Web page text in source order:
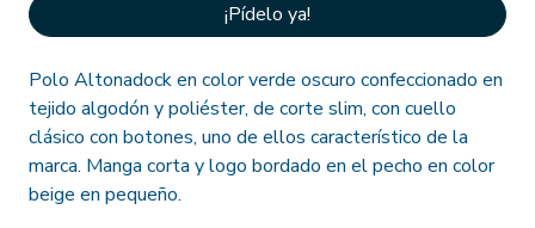
¡Pídelo ya!
Polo Altonadock en color verde oscuro confeccionado en
tejido algodón y poliéster, de corte slim, con cuello
clásico con botones, uno de ellos característico de la
marca. Manga corta y logo bordado en el pecho en color
beige en pequeño.